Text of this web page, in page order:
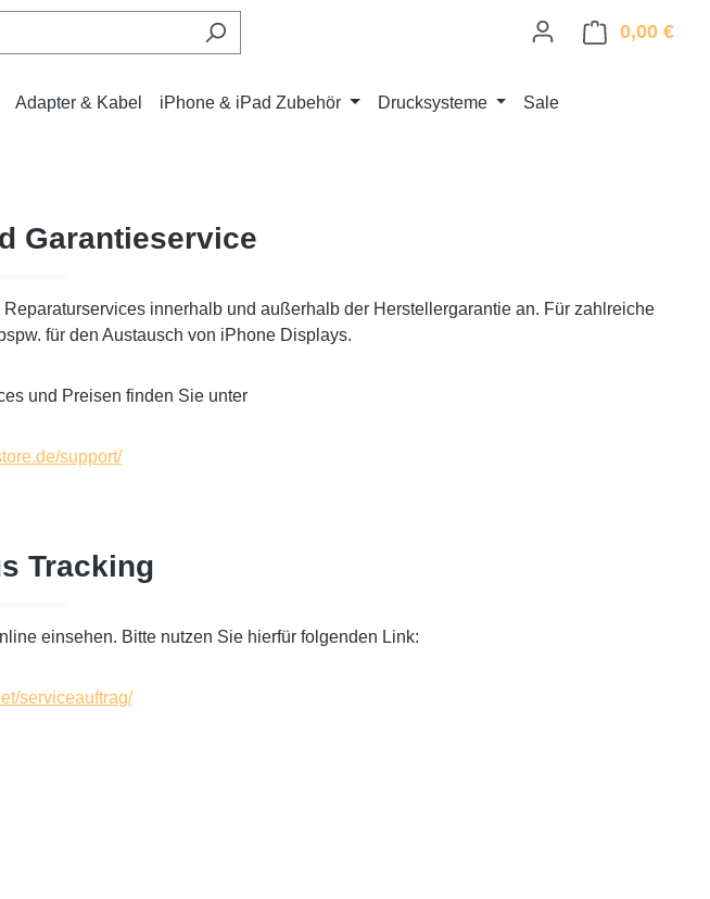
0,00 €
Adapter & Kabel iPhone & iPad Zubehör Drucksysteme Sale
Garantieservice
innerhalb und außerhalb der Herstellergarantie an. Für zahlreiche
für den Austausch von iPhone Displays.
und Preisen finden Sie unter
support/
Tracking
einsehen. Bitte nutzen Sie hierfür folgenden Link:
serviceauftrag/